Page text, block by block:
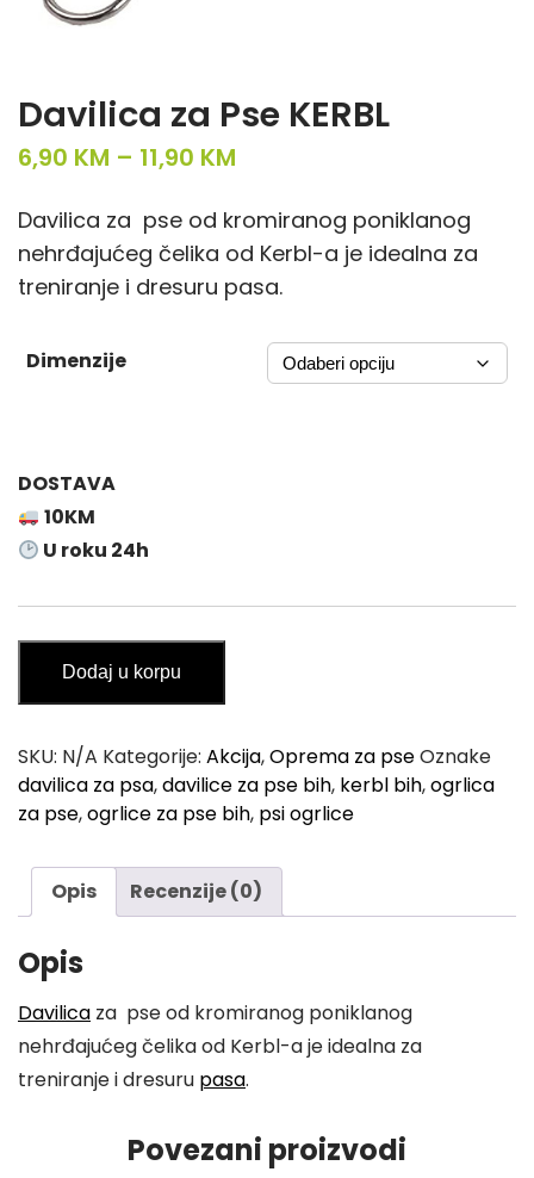
Davilica za Pse KERBL
6,90 KM – 11,90 KM
i
c
e
t
h
r
u
g
1
,
9
Davilica za pse od kromiranog poniklanog
nehrđajućeg čelika od Kerbl-a je idealna za
treniranje i dresuru pasa.
Dimenzije
DOSTAVA
10KM
U roku 24h
Pse
količina
Dodaj u korpu
SKU: N/A Kategorije: Akcija,Oprema za pseOznake
davilica za psa,davilice za pse bih, kerbl bih,ogrlica
za pse,ogrlice za pse bih, psi ogrlice
Opis Recenzije (0)
Opis
Davilica za pse od kromiranog poniklanog
nehrđajućeg čelika od Kerbl-a je idealna za
treniranje i dresuru pasa.
Povezani proizvodi